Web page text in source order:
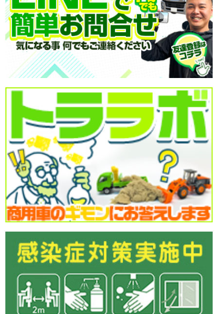
をご紹介!
本日も安全運転・ご安全に!
お問合せの際にはHPを見たとお伝え頂くとスムーズです。
【商品番号:14363】
営業担当:高橋
8月スタートしました!!
今日も元気に頑張りましょう!
●本日ご紹介車両●
【商品番号:14523】アルミバン H28 デュトロ 日本フルハーフ
製 標準ロングボディ ラッシングレール2段
☎0120-93-8833 営業担当:鎌田
「HP見て」とお伝えいただけるとスムーズです❗
2026-07-31
喉が渇いたと感じる前にこまめな水分補給をしましょう!
皆さん今日も一日ご安全に‼
●本日ご紹介車両●
【商品番号:14496】格納PG付アルミウイング H29 クオン パ
ブコ製 4軸低床 ラッシングレール3段 極東開発製格納PG付
☎0120-98-1457 営業担当:高橋
「HP見て」とお伝えいただけるとスムーズです❗
2026-07-30
本日も暑くなりそうです。
今日も元気に頑張りましょう!